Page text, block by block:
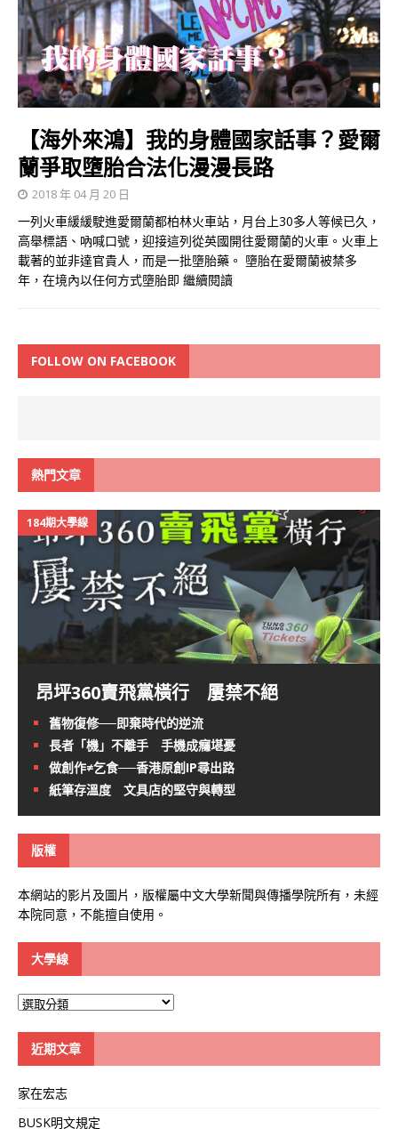
【海外來鴻】我的身體國家話事？愛爾
蘭爭取墮胎合法化漫漫長路
2018 年 04 月 20 日
一列火車緩緩駛進愛爾蘭都柏林火車站，月台上30多人等候已久，
高舉標語、吶喊口號，迎接這列從英國開往愛爾蘭的火車。火車上
載著的並非達官貴人，而是一批墮胎藥。 墮胎在愛爾蘭被禁多
年，在境內以任何方式墮胎即 繼續閱讀
FOLLOW ON FACEBOOK
熱門文章
184期大學線
昂坪360賣飛黨橫行 屢禁不絕
舊物復修──即棄時代的逆流
長者「機」不離手 手機成癮堪憂
做創作≠乞食──香港原創IP尋出路
紙筆存溫度 文具店的堅守與轉型
版權
本網站的影片及圖片，版權屬中文大學新聞與傳播學院所有，未經
本院同意，不能擅自使用。
大學線
大
近期文章
家在宏志
BUSK明文規定